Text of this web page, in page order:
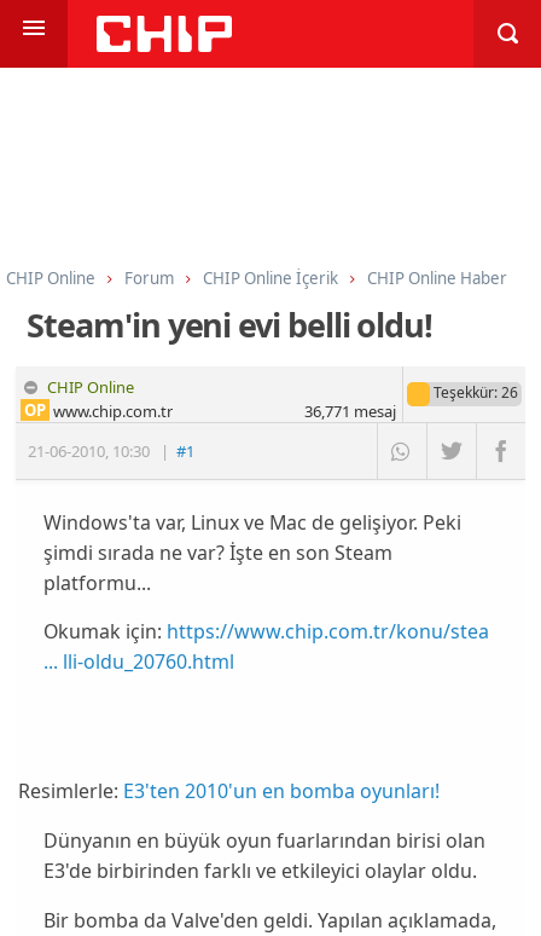
CHIP Online Forum CHIP Online İçerik CHIP Online Haber
Steam'in yeni evi belli oldu!
CHIP Online
21-06-2010, 10:30 |#1
OP www.chip.com.tr
Teşekkür: 26
36,771 mesaj
Windows'ta var, Linux ve Mac de gelişiyor. Peki
şimdi sırada ne var? İşte en son Steam
platformu...
Okumak için: https://www.chip.com.tr/konu/stea
... lli-oldu_20760.html
Resimlerle: E3'ten 2010'un en bomba oyunları!
Dünyanın en büyük oyun fuarlarından birisi olan
E3'de birbirinden farklı ve etkileyici olaylar oldu.
Bir bomba da Valve'den geldi. Yapılan açıklamada,